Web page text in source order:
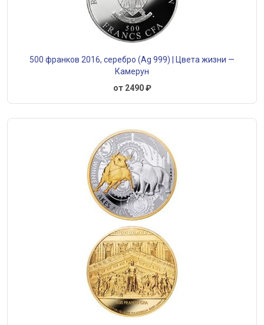
500 франков 2016, серебро (Ag 999) | Цвета жизни —
Камерун
от 2490 ₽